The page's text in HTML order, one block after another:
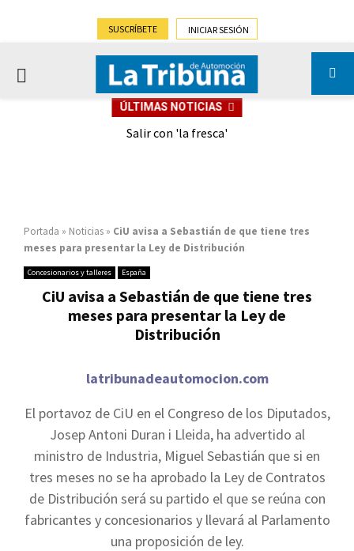
SUSCRÍBETE INICIAR SESIÓN
PRIMARY
ÚLTIMAS NOTICIAS
Salir con 'la fresca'
Portada » Noticias » CiU avisa a Sebastián de que tiene tres
meses para presentar la Ley de Distribución
Concesionarios y talleres España
CiU avisa a Sebastián de que tiene tres
meses para presentar la Ley de
Distribución
latribunadeautomocion.com
El portavoz de CiU en el Congreso de los Diputados,
Josep Antoni Duran i Lleida, ha advertido al
ministro de Industria, Miguel Sebastián que si en
tres meses no se ha aprobado la Ley de Contratos
de Distribución será su partido el que se reúna con
fabricantes y concesionarios y llevará al Parlamento
una proposición de ley.